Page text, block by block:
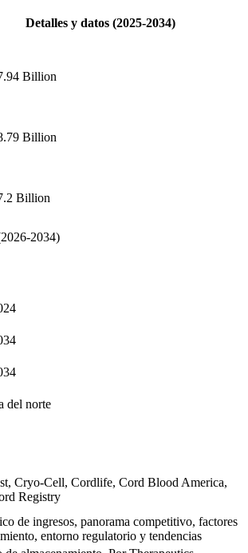
Detalles y datos (2025-2034)
Billion
Billion
Billion
2034)
del norte
Cryo-Cell, Cordlife, Cord Blood America,
Registry
de ingresos, panorama competitivo, factores
entorno regulatorio y tendencias